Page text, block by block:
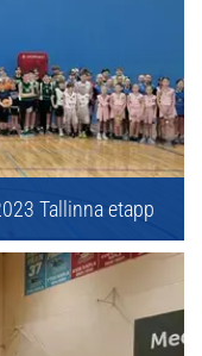
Tallinna etapp